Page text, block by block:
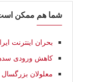
شما هم ممکن
بحران اینترنت ایران ۲۰۲۶؛ انزوای دیجیتال و فشار بر
کاهش ورودی سدها ۴۲ درصد؛ بحران طبیعی یا ناکارآمدی
معلولان بزرگسال در ایران 1404؛ رنجی